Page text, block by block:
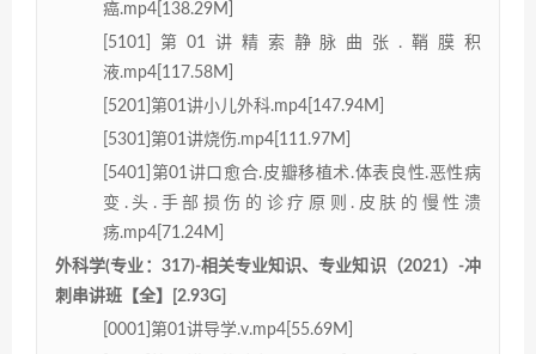
癌.mp4[138.29M]
[5101]第01讲精索静脉曲张.鞘膜积
液.mp4[117.58M]
[5201]第01讲小儿外科.mp4[147.94M]
[5301]第01讲烧伤.mp4[111.97M]
[5401]第01讲口愈合.皮瓣移植术.体表良性.恶性病
变.头.手部损伤的诊疗原则.皮肤的慢性溃
疡.mp4[71.24M]
外科学(专业：317)-相关专业知识、专业知识（2021）-冲
刺串讲班【全】[2.93G]
[0001]第01讲导学.v.mp4[55.69M]